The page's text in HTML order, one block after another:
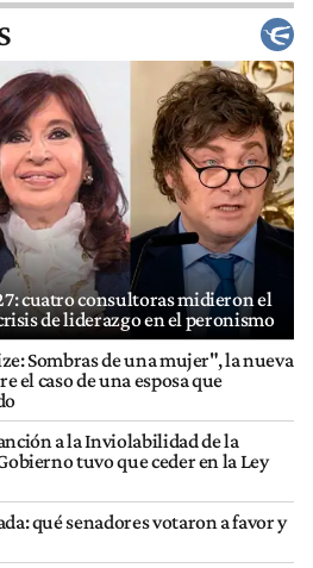
cuatro consultoras midieron el
de liderazgo en el peronismo
Sombras de una mujer", la nueva
el caso de una esposa que
a la Inviolabilidad de la
tuvo que ceder en la Ley
qué senadores votaron a favor y